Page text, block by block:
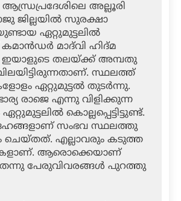
അല്ലൂരി
ജില്ലയില്‍ സുരക്ഷാ
ഏറ്റുമുട്ടലില്‍
കമാന്‍ഡര്‍ മാദ്‌വി ഹിദ്മ
ഇയാളുടെ തലയ്ക്ക് അമ്പതു
സ്ഥലത്ത്
ഏറ്റുമുട്ടല്‍ തുടര്‍ന്നു.
രാജെ എന്നു വിളിക്കുന്ന
കൊല്ലപ്പെട്ടിട്ടുണ്ട്.
സംഭവ സ്ഥലത്തു
ചെയ്തത്. എല്ലാവരും കടുത്ത
ആരൊക്കെയാണ്
പേരുവിവരങ്ങള്‍ പുറത്തു